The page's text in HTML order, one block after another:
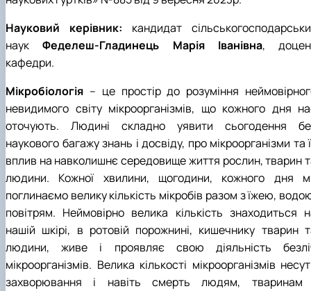
Науковий керівник: кандидат
наукФеделеш-Гладинець Марія Іванівна,
кафедри.
Мікробіологія – це простір до розуміння
невидимого світу мікроорганізмів, що кожного дня
оточують. Людині складно уявити сьогодення
наукового багажу знань і досвіду, про мікроорганізми та
вплив на навколишнє середовище життя рослин, тварин
людини. Кожної хвилини, щогодини, кожного дня
поглинаємо велику кількість мікробів разом з їжею,
повітрям. Неймовірно велика кількість знаходиться
нашій шкірі, в ротовій порожнині, кишечнику тварин
людини, живе і проявляє свою діяльність
мікроорганізмів. Велика кількості мікроорганізмів
захворювання і навіть смерть людям, тваринам